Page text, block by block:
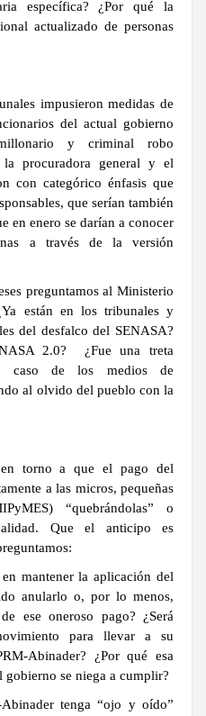
específica? ¿Por qué la
actualizado de personas
impusieron medidas de
del actual gobierno
y criminal robo
la procuradora general y el
con categórico énfasis que
que serían también
en enero se darían a conocer
a través de la versión
preguntamos al Ministerio
están en los tribunales y
del desfalco del SENASA?
2.0? ¿Fue una treta
caso de los medios de
al olvido del pueblo con la
en torno a que el pago del
a las micros, pequeñas
“quebrándolas” o
Que el anticipo es
mantener la aplicación del
anularlo o, por lo menos,
ese oneroso pago? ¿Será
para llevar a su
Abinader? ¿Por qué esa
gobierno se niega a cumplir?
tenga “ojo y oído”